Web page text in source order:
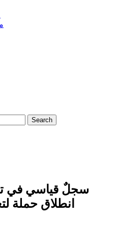
سجلٌ قياسي في
انطلاق حملة